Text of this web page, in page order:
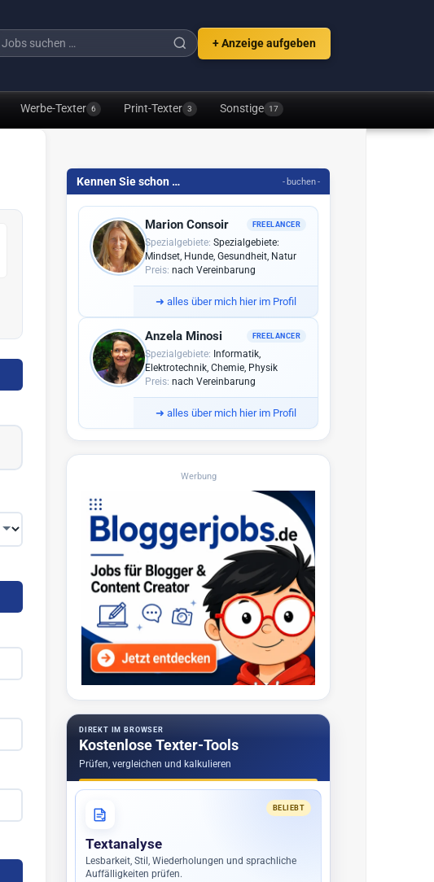
+ Anzeige aufgeben
Werbe-Texter 6 Print-Texter 3 Sonstige 17
Kennen Sie schon … - buchen -
FREELANCER
Marion Consoir
Spezialgebiete: Spezialgebiete:
Mindset, Hunde, Gesundheit, Natur
Preis: nach Vereinbarung
➜ alles über mich hier im Profil
FREELANCER
Anzela Minosi
Spezialgebiete: Informatik,
Elektrotechnik, Chemie, Physik
Preis: nach Vereinbarung
➜ alles über mich hier im Profil
Werbung
DIREKT IM BROWSER
Kostenlose Texter-Tools
Prüfen, vergleichen und kalkulieren
BELIEBT
Textanalyse
Lesbarkeit, Stil, Wiederholungen und sprachliche
Auffälligkeiten prüfen.